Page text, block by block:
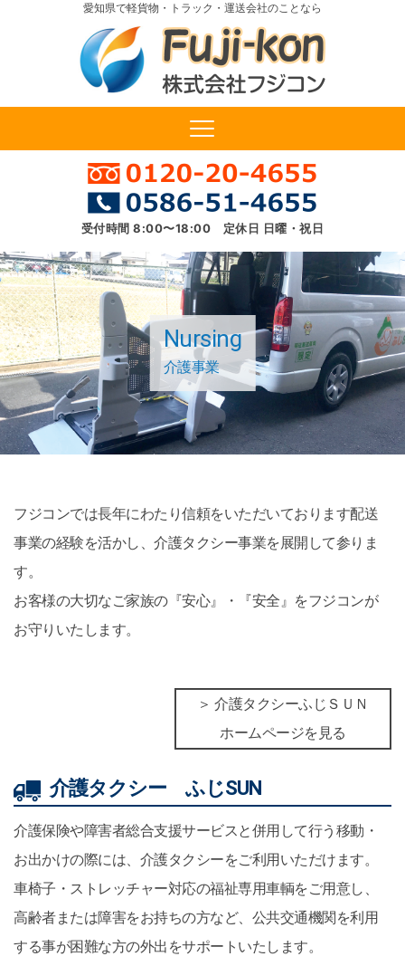
愛知県で軽貨物・トラック・運送会社のことなら
受付時間 8:00〜18:00 定休日 日曜・祝日
Nursing
介護事業
フジコンでは長年にわたり信頼をいただいております配送
事業の経験を活かし、介護タクシー事業を展開して参りま
す。
お客様の大切なご家族の『安心』・『安全』をフジコンが
お守りいたします。
＞ 介護タクシーふじＳＵＮ
ホームページを見る
介護タクシー ふじSUN
介護保険や障害者総合支援サービスと併用して行う移動・
お出かけの際には、介護タクシーをご利用いただけます。
車椅子・ストレッチャー対応の福祉専用車輌をご用意し、
高齢者または障害をお持ちの方など、公共交通機関を利用
する事が困難な方の外出をサポートいたします。